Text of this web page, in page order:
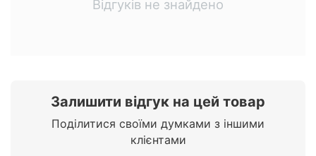
Відгуків не знайдено
Залишити відгук на цей товар
Поділитися своїми думками з іншими
клієнтами